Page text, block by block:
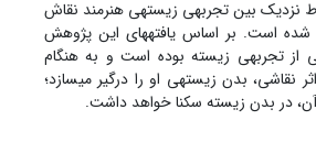
نزدیک بین تجربه­ی زیسته­ی هنرمند نقاش
شده است. بر اساس یافته­های این پژوهش
از تجربه­ی زیسته بوده است و به هنگام
نقاشی، بدن زیسته­ی او را درگیر می­سازد؛
آن، در بدن زیسته سکنا خواهد داشت.